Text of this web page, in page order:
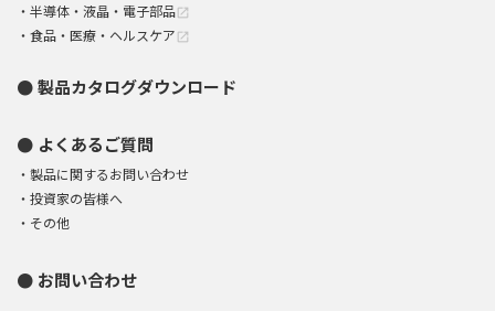
半導体・液晶・電子部品open_in_new
食品・医療・ヘルスケア open_in_new
製品カタログダウンロード
よくあるご質問
製品に関するお問い合わせ
投資家の皆様へ
その他
お問い合わせ